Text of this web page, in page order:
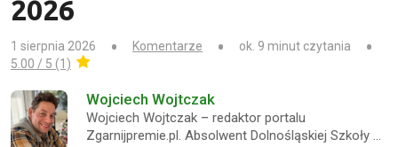
2026
1 sierpnia 2026 Komentarze
ok. 9 minut czytania
5.00 / 5 (1)
Wojciech Wojtczak
Wojciech Wojtczak – redaktor portalu
Zgarnijpremie.pl. Absolwent Dolnośląskiej Szkoły …